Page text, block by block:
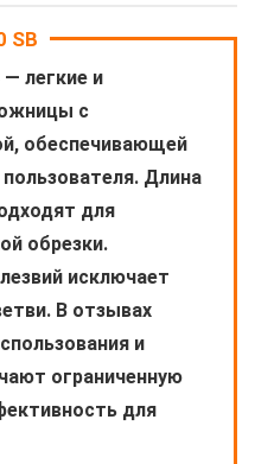
SB
легкие и
с
обеспечивающей
Длина
для
обрезки.
исключает
В отзывах
и
ограниченную
для